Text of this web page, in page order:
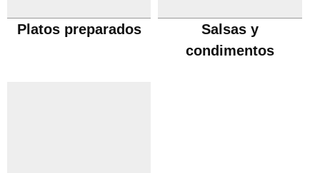
Platos preparados
Salsas y
condimentos